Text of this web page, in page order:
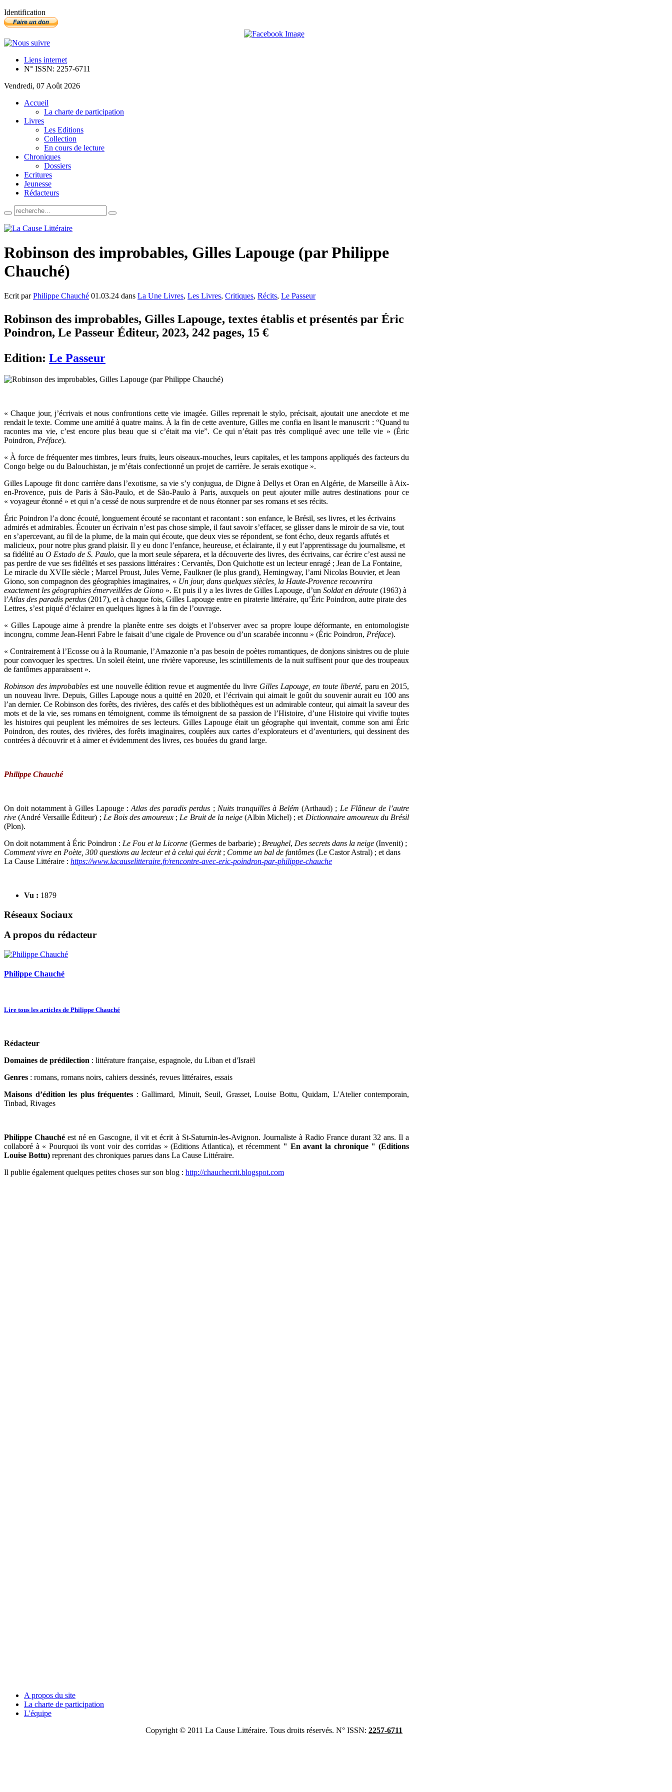
Identification
Liens internet
N° ISSN: 2257-6711
Vendredi, 07 Août 2026
Accueil
La charte de participation
Livres
Les Editions
Collection
En cours de lecture
Chroniques
Dossiers
Ecritures
Jeunesse
Rédacteurs
Robinson des improbables, Gilles Lapouge (par Philippe
Chauché)
Ecrit parPhilippe Chauché 01.03.24 dans La Une Livres, Les Livres, Critiques, Récits, Le Passeur
Robinson des improbables, Gilles Lapouge, textes établis et présentés par Éric
Poindron, Le Passeur Éditeur, 2023, 242 pages, 15 €
Edition: Le Passeur
« Chaque jour, j’écrivais et nous confrontions cette vie imagée. Gilles reprenait le stylo, précisait, ajoutait une anecdote et me
rendait le texte. Comme une amitié à quatre mains. À la fin de cette aventure, Gilles me confia en lisant le manuscrit : “Quand tu
racontes ma vie, c’est encore plus beau que si c’était ma vie”. Ce qui n’était pas très compliqué avec une telle vie » (Éric
Poindron, Préface).
« À force de fréquenter mes timbres, leurs fruits, leurs oiseaux-mouches, leurs capitales, et les tampons appliqués des facteurs du
Congo belge ou du Balouchistan, je m’étais confectionné un projet de carrière. Je serais exotique ».
Gilles Lapouge fit donc carrière dans l’exotisme, sa vie s’y conjugua, de Digne à Dellys et Oran en Algérie, de Marseille à Aix-
en-Provence, puis de Paris à São-Paulo, et de São-Paulo à Paris, auxquels on peut ajouter mille autres destinations pour ce
« voyageur étonné » et qui n’a cessé de nous surprendre et de nous étonner par ses romans et ses récits.
Éric Poindron l’a donc écouté, longuement écouté se racontant et racontant : son enfance, le Brésil, ses livres, et les écrivains
admirés et admirables. Écouter un écrivain n’est pas chose simple, il faut savoir s’effacer, se glisser dans le miroir de sa vie, tout
en s’apercevant, au fil de la plume, de la main qui écoute, que deux vies se répondent, se font écho, deux regards affutés et
malicieux, pour notre plus grand plaisir. Il y eu donc l’enfance, heureuse, et éclairante, il y eut l’apprentissage du journalisme, et
sa fidélité au O Estado de S. Paulo, que la mort seule séparera, et la découverte des livres, des écrivains, car écrire c’est aussi ne
pas perdre de vue ses fidélités et ses passions littéraires : Cervantès, Don Quichotte est un lecteur enragé ; Jean de La Fontaine,
Le miracle du XVIIe siècle ; Marcel Proust, Jules Verne, Faulkner (le plus grand), Hemingway, l’ami Nicolas Bouvier, et Jean
Giono, son compagnon des géographies imaginaires, « Un jour, dans quelques siècles, la Haute-Provence recouvrira
exactement les géographies émerveillées de Giono ». Et puis il y a les livres de Gilles Lapouge, d’un Soldat en déroute (1963) à
l’Atlas des paradis perdus (2017), et à chaque fois, Gilles Lapouge entre en piraterie littéraire, qu’Éric Poindron, autre pirate des
Lettres, s’est piqué d’éclairer en quelques lignes à la fin de l’ouvrage.
« Gilles Lapouge aime à prendre la planète entre ses doigts et l’observer avec sa propre loupe déformante, en entomologiste
incongru, comme Jean-Henri Fabre le faisait d’une cigale de Provence ou d’un scarabée inconnu » (Éric Poindron, Préface).
« Contrairement à l’Ecosse ou à la Roumanie, l’Amazonie n’a pas besoin de poètes romantiques, de donjons sinistres ou de pluie
pour convoquer les spectres. Un soleil éteint, une rivière vaporeuse, les scintillements de la nuit suffisent pour que des troupeaux
de fantômes apparaissent ».
Robinson des improbablesest une nouvelle édition revue et augmentée du livre Gilles Lapouge, en toute liberté, paru en 2015,
un nouveau livre. Depuis, Gilles Lapouge nous a quitté en 2020, et l’écrivain qui aimait le goût du souvenir aurait eu 100 ans
l’an dernier. Ce Robinson des forêts, des rivières, des cafés et des bibliothèques est un admirable conteur, qui aimait la saveur des
mots et de la vie, ses romans en témoignent, comme ils témoignent de sa passion de l’Histoire, d’une Histoire qui vivifie toutes
les histoires qui peuplent les mémoires de ses lecteurs. Gilles Lapouge était un géographe qui inventait, comme son ami Éric
Poindron, des routes, des rivières, des forêts imaginaires, couplées aux cartes d’explorateurs et d’aventuriers, qui dessinent des
contrées à découvrir et à aimer et évidemment des livres, ces bouées du grand large.
Philippe Chauché
On doit notamment à Gilles Lapouge : Atlas des paradis perdus ; Nuits tranquilles à Belém (Arthaud) ; Le Flâneur de l’autre
rive (André Versaille Éditeur) ; Le Bois des amoureux ; Le Bruit de la neige(Albin Michel) ; et Dictionnaire amoureux du Brésil
(Plon).
On doit notamment à Éric Poindron : Le Fou et la Licorne (Germes de barbarie) ; Breughel, Des secrets dans la neige (Invenit) ;
Comment vivre en Poète, 300 questions au lecteur et à celui qui écrit; Comme un bal de fantômes (Le Castor Astral) ; et dans
La Cause Littéraire : https://www.lacauselitteraire.fr/rencontre-avec-eric-poindron-par-philippe-chauche
Vu : 1879
Réseaux Sociaux
A propos du rédacteur
Philippe Chauché
Lire tous les articles de Philippe Chauché
Rédacteur
Domaines de prédilection : littérature française, espagnole, du Liban et d'Israël
Genres : romans, romans noirs, cahiers dessinés, revues littéraires, essais
Maisons d’édition les plus fréquentes : Gallimard, Minuit, Seuil, Grasset, Louise Bottu, Quidam, L'Atelier contemporain,
Tinbad, Rivages
Philippe Chauché est né en Gascogne, il vit et écrit à St-Saturnin-les-Avignon. Journaliste à Radio France durant 32 ans. Il a
collaboré à « Pourquoi ils vont voir des corridas » (Editions Atlantica), et récemment " En avant la chronique " (Editions
Louise Bottu) reprenant des chroniques parues dans La Cause Littéraire.
Il publie également quelques petites choses sur son blog : http://chauchecrit.blogspot.com
A propos du site
La charte de participation
L'équipe
Copyright © 2011 La Cause Littéraire. Tous droits réservés. N° ISSN: 2257-6711